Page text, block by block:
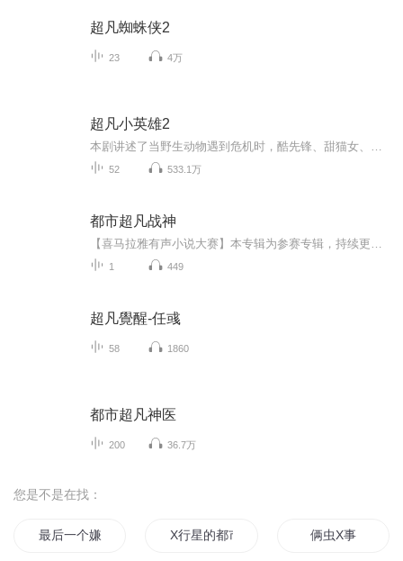
超凡蜘蛛侠2
23 4万
超凡小英雄2
52 533.1万
都市超凡战神
1 449
超凡覺醒-任彧
58 1860
都市超凡神医
200 36.7万
您是不是在找：
最后一个嫌疑人X X行星的都市少年 俩虫X事